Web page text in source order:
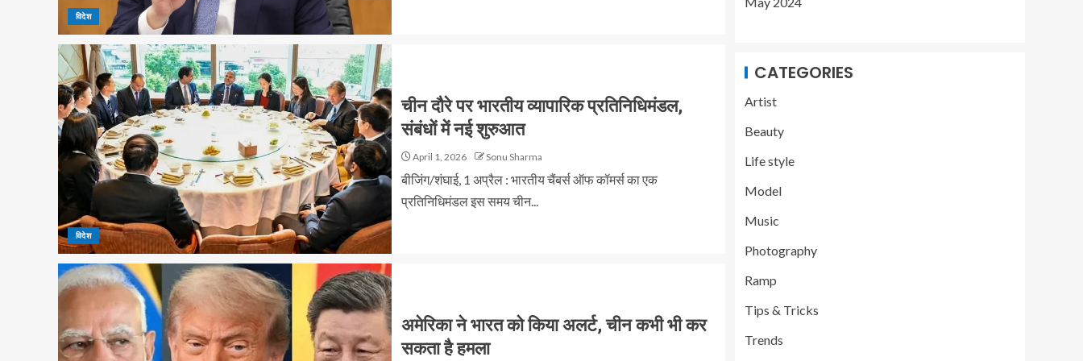
विदेश
विदेश
चीन दौरे पर भारतीय व्यापारिक प्रतिनिधिमंडल,
संबंधों में नई शुरुआत
April 1, 2026 Sonu Sharma
बीजिंग/शंघाई, 1 अप्रैल : भारतीय चैंबर्स ऑफ कॉमर्स का एक
प्रतिनिधिमंडल इस समय चीन...
अमेरिका ने भारत को किया अलर्ट, चीन कभी भी कर
सकता है हमला
CATEGORIES
Artist
Beauty
Life style
Model
Music
Photography
Ramp
Tips & Tricks
Trends